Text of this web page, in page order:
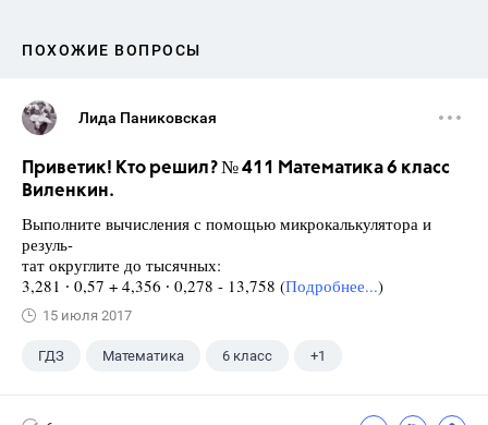
ПОХОЖИЕ ВОПРОСЫ
Лида Паниковская
Приветик! Кто решил? № 411 Математика 6 класс
Виленкин.
Выполните вычисления с помощью микрокалькулятора и
резуль-
тат округлите до тысячных:
3,281 ∙ 0,57 + 4,356 ∙ 0,278 - 13,758 (Подробнее...)
15 июля 2017
ГДЗ Математика 6 класс +1